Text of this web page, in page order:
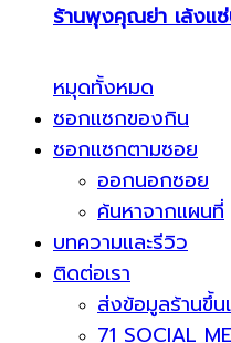
ร้านพุงคุณย่า เล้งแ
หมุดทั้งหมด
ซอกแซกของกิน
ซอกแซกตามซอย
ออกนอกซอย
ค้นหาจากแผนที่
บทความและรีวิว
ติดต่อเรา
ส่งข้อมูลร้านขึ้น
71 SOCIAL